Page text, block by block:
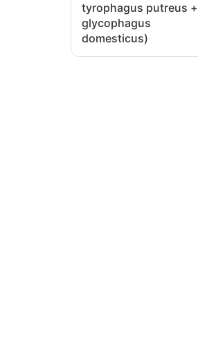
tyrophagus putreus +
glycophagus
domesticus)